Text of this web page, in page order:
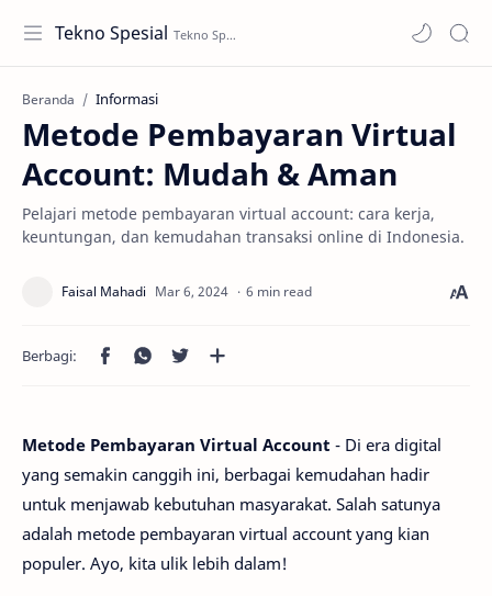
Tekno Spesial
Beranda Informasi
Metode Pembayaran Virtual
Account: Mudah & Aman
Pelajari metode pembayaran virtual account: cara kerja,
keuntungan, dan kemudahan transaksi online di Indonesia.
6 min read
Metode Pembayaran Virtual Account - Di era digital
yang semakin canggih ini, berbagai kemudahan hadir
untuk menjawab kebutuhan masyarakat. Salah satunya
adalah metode pembayaran virtual account yang kian
populer. Ayo, kita ulik lebih dalam!